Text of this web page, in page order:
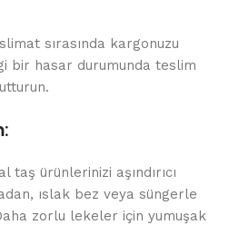
sırasında kargonuzu
bir hasar durumunda teslim
taş ürünlerinizi aşındırıcı
ıslak bez veya süngerle
zorlu lekeler için yumuşak